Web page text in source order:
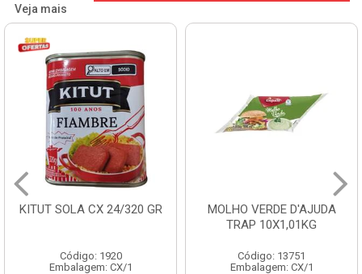
Veja mais
KITUT SOLA CX 24/320 GR
Código: 1920
Embalagem: CX/1
MOLHO VERDE D'AJUDA
TRAP 10X1,01KG
Código: 13751
Embalagem: CX/1